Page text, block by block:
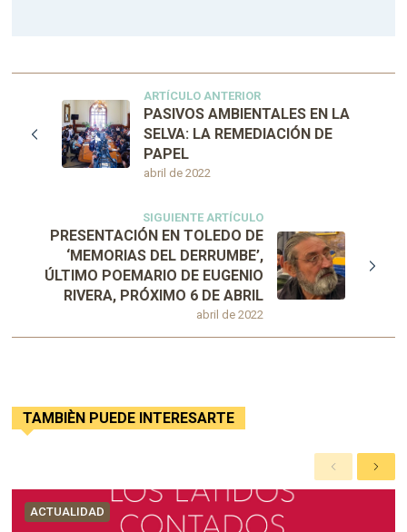
ARTÍCULO ANTERIOR
abril de 2022
PASIVOS AMBIENTALES EN LA
SELVA: LA REMEDIACIÓN DE
PAPEL
SIGUIENTE ARTÍCULO
abril de 2022
PRESENTACIÓN EN TOLEDO DE
‘MEMORIAS DEL DERRUMBE’,
ÚLTIMO POEMARIO DE EUGENIO
RIVERA, PRÓXIMO 6 DE ABRIL
TAMBIÈN PUEDE INTERESARTE
A
n
S
i
ACTUALIDAD